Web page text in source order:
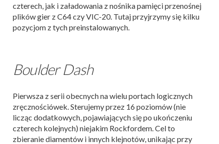
czterech, jak i załadowania z nośnika pamięci przenośnej
plików gier z C64 czy VIC-20. Tutaj przyjrzymy się kilku
pozycjom z tych preinstalowanych.
Boulder Dash
Pierwsza z serii obecnych na wielu portach logicznych
zręcznościówek. Sterujemy przez 16 poziomów (nie
licząc dodatkowych, pojawiających się po ukończeniu
czterech kolejnych) niejakim Rockfordem. Cel to
zbieranie diamentów i innych klejnotów, unikając przy